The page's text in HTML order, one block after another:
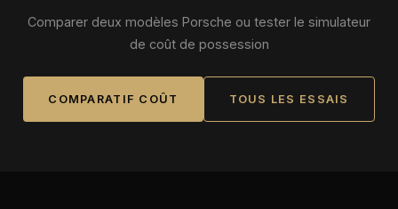
Comparer deux modèles Porsche ou tester le simulateur
de coût de possession
COMPARATIF COÛT TOUS LES ESSAIS